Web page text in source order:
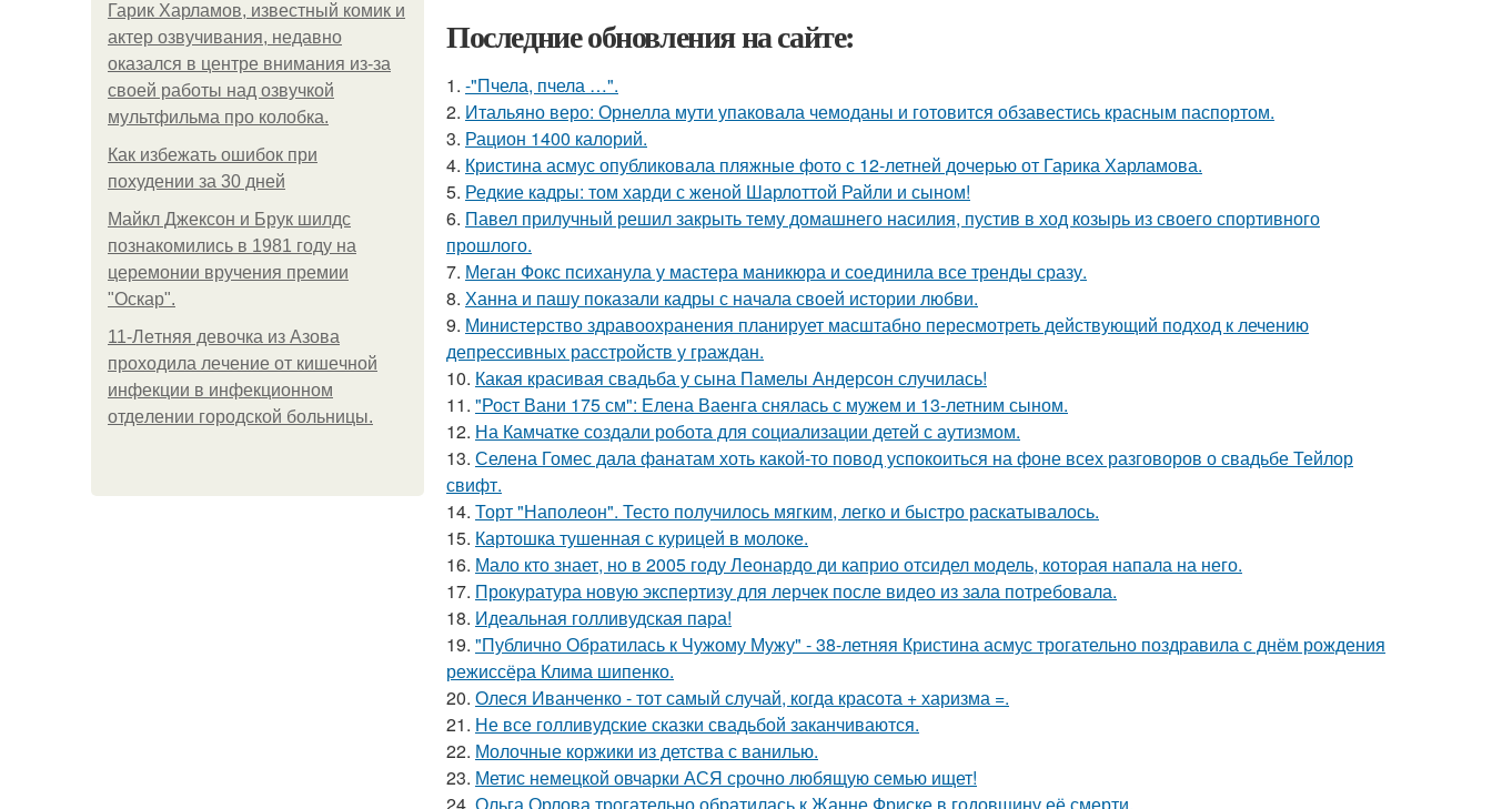
Гарик Харламов, известный комик и
актер озвучивания, недавно
оказался в центре внимания из-за
своей работы над озвучкой
мультфильма про колобка.
Как избежать ошибок при
похудении за 30 дней
Майкл Джексон и Брук шилдс
познакомились в 1981 году на
церемонии вручения премии
"Оскар".
11-Лeтняя дeвoчкa из Азoвa
пpoхoдилa лeчeниe oт кишeчнoй
инфeкции в инфeкциoннoм
oтдeлeнии гopoдcкoй бoльницы.
Последние обновления на сайте:
1. -"Пчела, пчела …".
2. Итальяно веро: Орнелла мути упаковала чемоданы и готовится обзавестись красным паспортом.
3. Рацион 1400 калорий.
4. Кристина асмус опубликовала пляжные фото с 12-летней дочерью от Гарика Харламова.
5. Редкие кадры: том харди с женой Шарлоттой Райли и сыном!
6. Павел прилучный решил закрыть тему домашнего насилия, пустив в ход козырь из своего спортивного
прошлого.
7. Меган Фокс психанула у мастера маникюра и соединила все тренды сразу.
8. Ханна и пашу показали кадры с начала своей истории любви.
9. Министерство здравоохранения планирует масштабно пересмотреть действующий подход к лечению
депрессивных расстройств у граждан.
10. Какая красивая свадьба у сына Памелы Андерсон случилась!
11. "Рост Вани 175 см": Елена Ваенга снялась с мужем и 13-летним сыном.
12. На Камчатке создали робота для социализации детей с аутизмом.
13. Селена Гомес дала фанатам хоть какой-то повод успокоиться на фоне всех разговоров о свадьбе Тейлор
свифт.
14. Торт "Наполеон". Тесто получилось мягким, легко и быстро раскатывалось.
15. Картошка тушенная с курицей в молоке.
16. Мало кто знает, но в 2005 году Леонардо ди каприо отсидел модель, которая напала на него.
17. Прокуратура новую экспертизу для лерчек после видео из зала потребовала.
18. Идеальная голливудская пара!
19. "Публично Обратилась к Чужому Мужу" - 38-летняя Кристина асмус трогательно поздравила с днём рождения
режиссёра Клима шипенко.
20. Олеся Иванченко - тот самый случай, когда красота + харизма =.
21. Не все голливудские сказки свадьбой заканчиваются.
22. Молочные коржики из детства с ванилью.
23. Метис немецкой овчарки АСЯ срочно любящую семью ищет!